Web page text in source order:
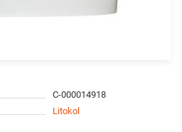
С-000014918
Litokol